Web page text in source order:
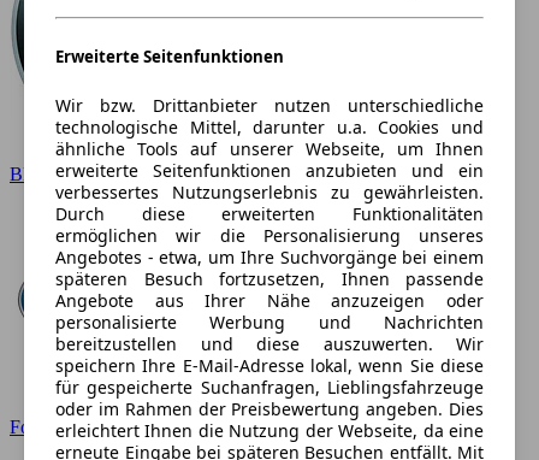
BMW
Ford
Erweiterte Seitenfunktionen
Wir bzw. Drittanbieter nutzen unterschiedliche
technologische Mittel, darunter u.a. Cookies und
ähnliche Tools auf unserer Webseite, um Ihnen
erweiterte Seitenfunktionen anzubieten und ein
verbessertes Nutzungserlebnis zu gewährleisten.
Durch diese erweiterten Funktionalitäten
ermöglichen wir die Personalisierung unseres
Angebotes - etwa, um Ihre Suchvorgänge bei einem
späteren Besuch fortzusetzen, Ihnen passende
Angebote aus Ihrer Nähe anzuzeigen oder
personalisierte Werbung und Nachrichten
bereitzustellen und diese auszuwerten. Wir
speichern Ihre E-Mail-Adresse lokal, wenn Sie diese
für gespeicherte Suchanfragen, Lieblingsfahrzeuge
oder im Rahmen der Preisbewertung angeben. Dies
erleichtert Ihnen die Nutzung der Webseite, da eine
erneute Eingabe bei späteren Besuchen entfällt. Mit